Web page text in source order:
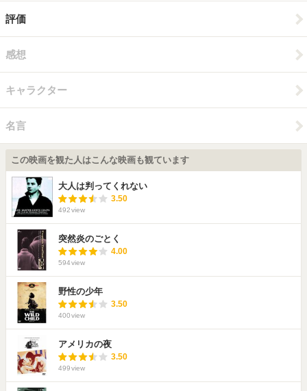
評価
感想
キャラクター
名言
この映画を観た人はこんな映画も観ています
大人は判ってくれない
3.50
492view
突然炎のごとく
4.00
594view
野性の少年
3.50
400view
アメリカの夜
3.50
499view